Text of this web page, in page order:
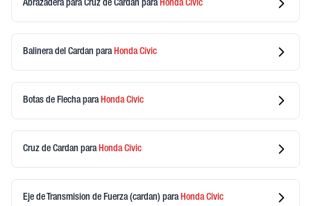
Abrazadera para Cruz de Cardan para HondaCivic
Balinera del Cardan para HondaCivic
Botas de Flechapara HondaCivic
Cruz de Cardan para HondaCivic
Eje de Transmision de Fuerza (cardan) para HondaCivic